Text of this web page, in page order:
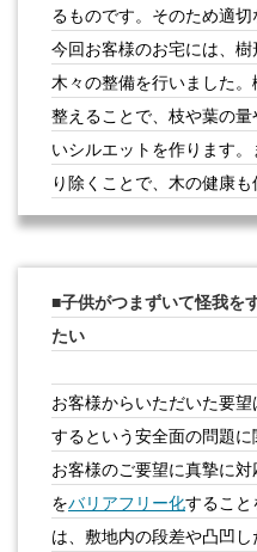
るものです。そのため適切
今回お客様のお宅には、
木々の整備を行いました
整えることで、枝や葉の
いシルエットを作ります
り除くことで、木の健康も
子供がつまずいて怪我を
たい
お客様からいただいた要
するという安全面の問題
お客様のご要望に真摯に
をバリアフリー化すること
は、敷地内の段差や凸凹